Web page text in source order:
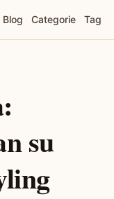
Blog Categorie Tag
su